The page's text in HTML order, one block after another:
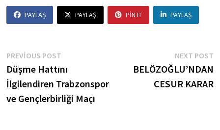
PAYLAŞ PAYLAŞ PIN IT PAYLAŞ
Yazı
gezinmesi
PREVIOUS POSTPrevious
post:
Düşme Hattını
İlgilendiren Trabzonspor
ve Gençlerbirliği Maçı
NEXT POST
BELÖZOĞLU’NDAN
CESUR KARAR